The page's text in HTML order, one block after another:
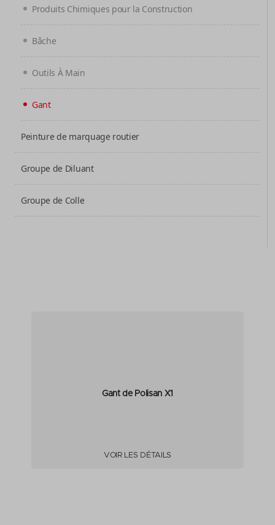
Produits Chimiques pour la Construction
Bâche
Outils À Main
Gant
Peinture de marquage routier
Groupe de Diluant
Groupe de Colle
Gant de Polisan X1
VOIR LES DÉTAILS